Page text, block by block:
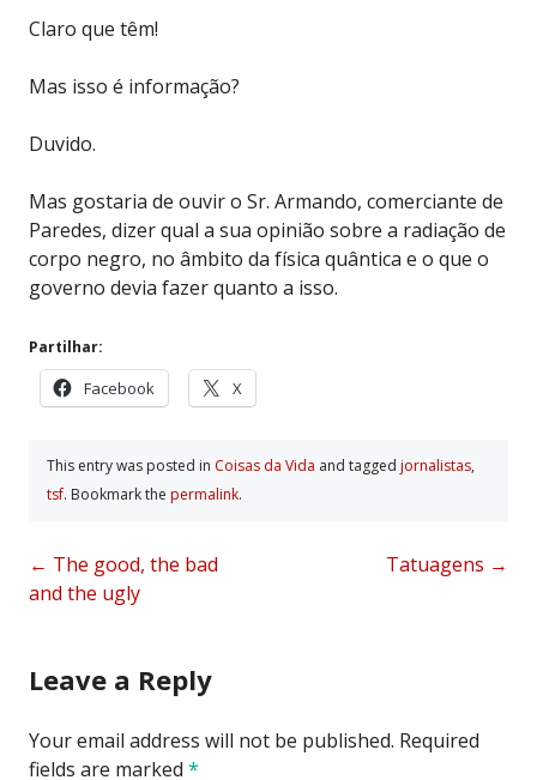
Claro que têm!
Mas isso é informação?
Duvido.
Mas gostaria de ouvir o Sr. Armando, comerciante de
Paredes, dizer qual a sua opinião sobre a radiação de
corpo negro, no âmbito da física quântica e o que o
governo devia fazer quanto a isso.
Partilhar:
Facebook X
This entry was posted in Coisas da Vida and tagged jornalistas,
tsf. Bookmark the permalink.
Post
navigation
← The good, the bad
and the ugly
Tatuagens →
Leave a Reply
Your email address will not be published. Required
fields are marked *